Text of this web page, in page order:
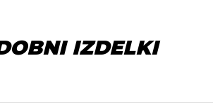
IZDELKI